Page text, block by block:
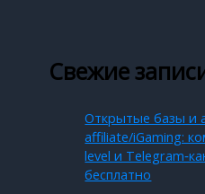
Свежие
Открытые базы и
affiliate/iGaming:
level и
бесплатно